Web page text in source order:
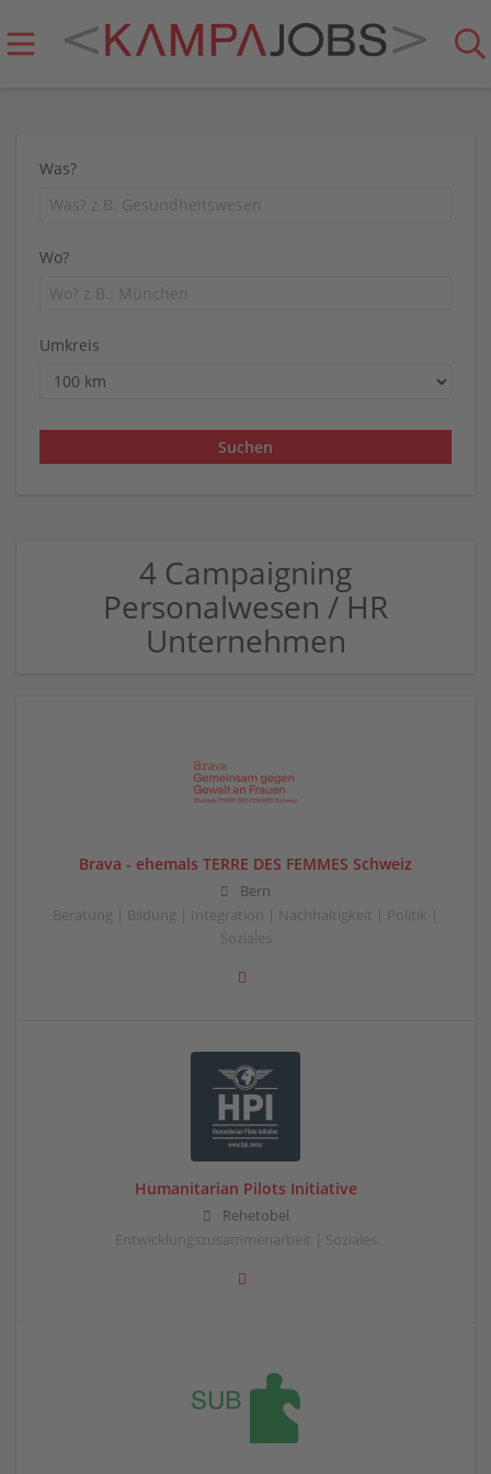
Was?
Wo?
Umkreis
4 Campaigning
Personalwesen / HR
Unternehmen
Brava - ehemals TERRE DES FEMMES Schweiz
Bern
Beratung | Bildung | Integration | Nachhaltigkeit | Politik |
Soziales
Humanitarian Pilots Initiative
Rehetobel
Entwicklungszusammenarbeit | Soziales